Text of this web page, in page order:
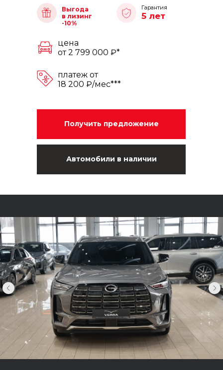
Получить предложение
Автомобили в наличии
Гарантия
5 лет
Выгода
в лизинг
-10%
платеж от
18 200 ₽/мес***
цена
от 2 799 000 ₽*